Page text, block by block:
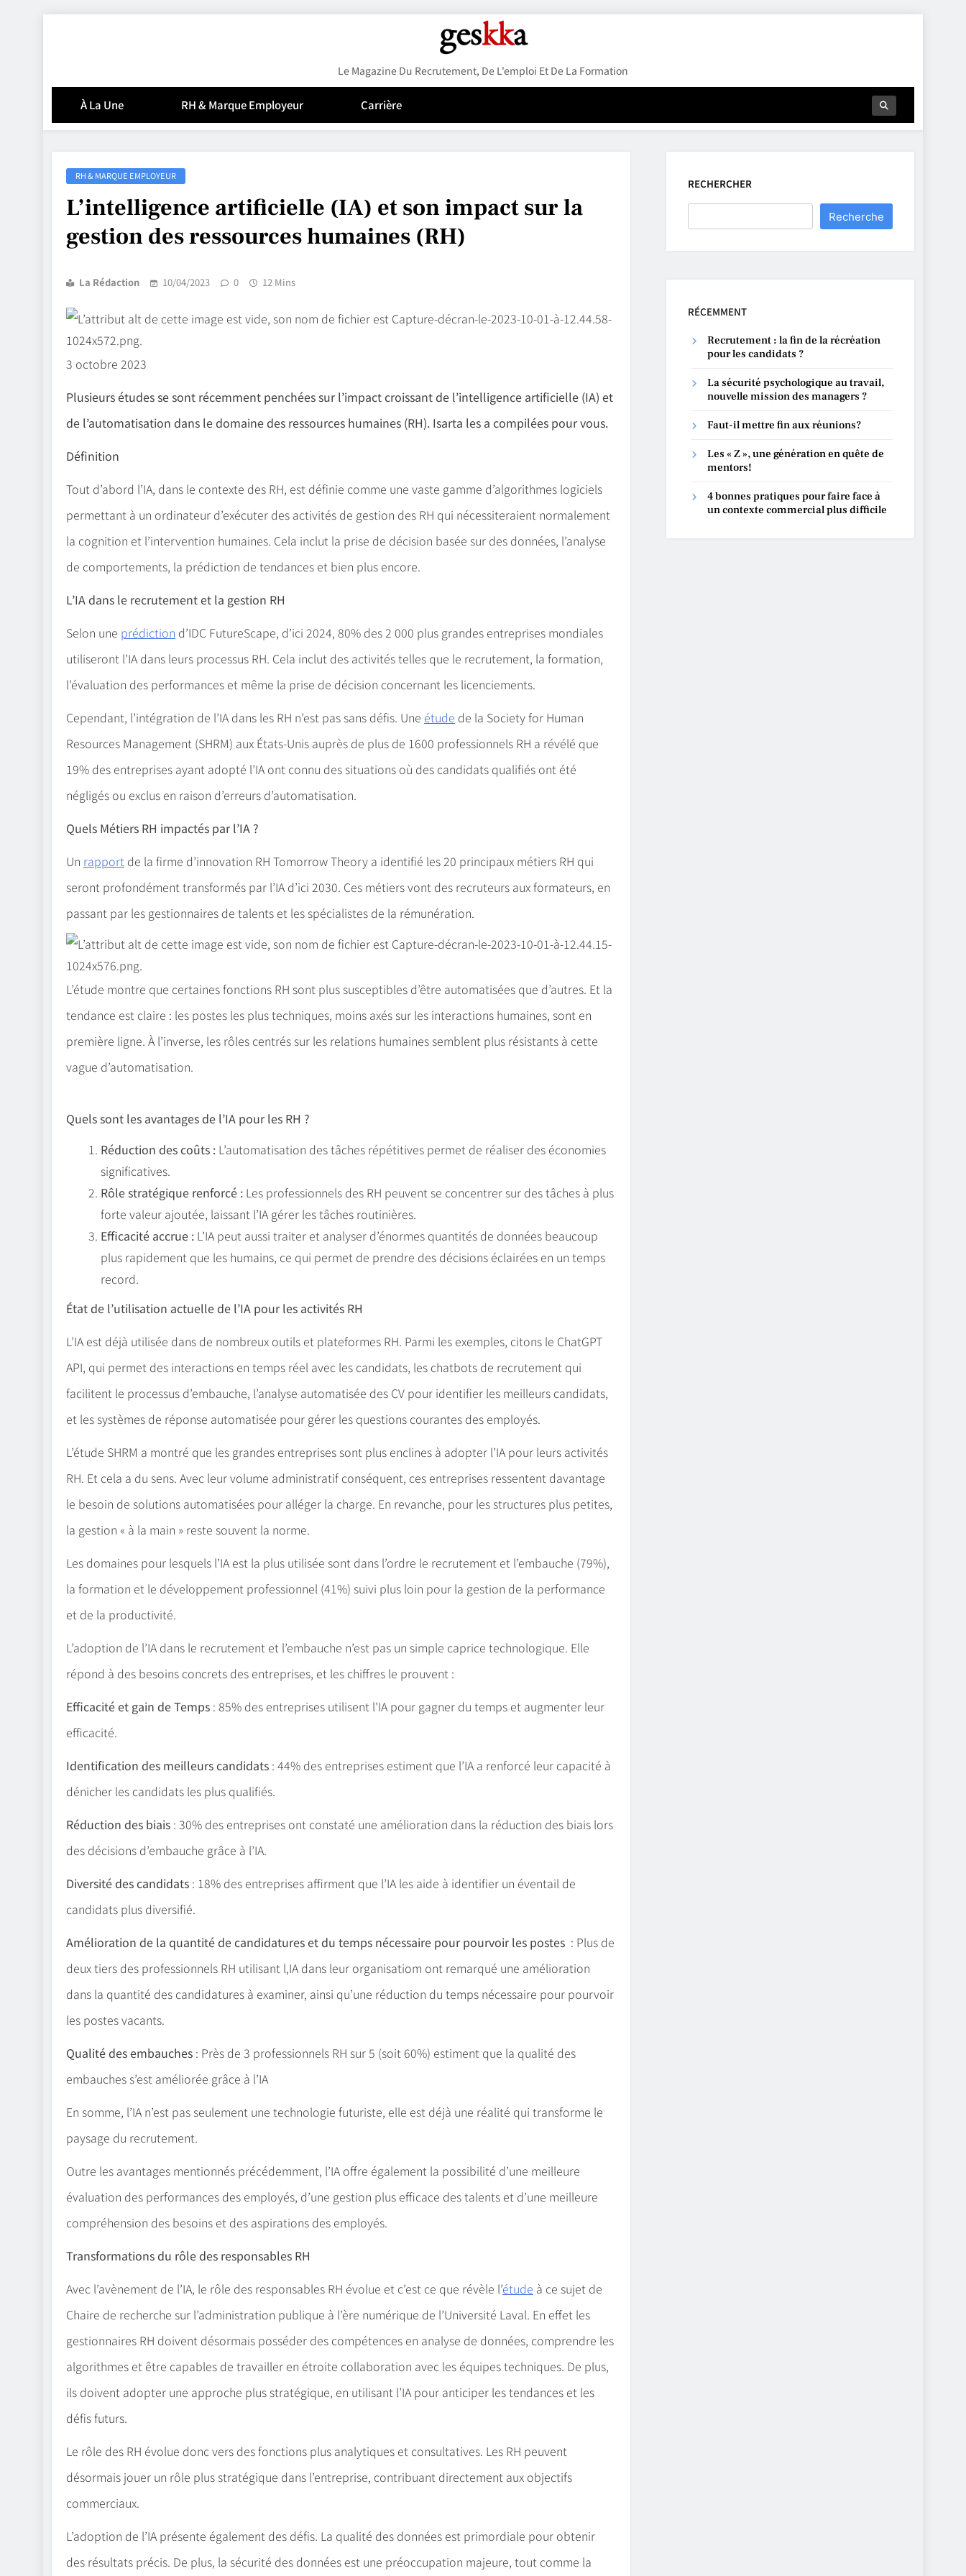
Geskka
Le Magazine Du Recrutement, De L'emploi Et De La Formation
À La Une RH & Marque Employeur Carrière
RH & MARQUE EMPLOYEUR
L’intelligence artificielle (IA) et son impact sur la
gestion des ressources humaines (RH)
La Rédaction 10/04/2023 0 12 Mins
3 octobre 2023
Plusieurs études se sont récemment penchées sur l’impact croissant de l’intelligence artificielle (IA) et
de l’automatisation dans le domaine des ressources humaines (RH). Isarta les a compilées pour vous.
Définition
Tout d’abord l’IA, dans le contexte des RH, est définie comme une vaste gamme d’algorithmes logiciels
permettant à un ordinateur d’exécuter des activités de gestion des RH qui nécessiteraient normalement
la cognition et l’intervention humaines. Cela inclut la prise de décision basée sur des données, l’analyse
de comportements, la prédiction de tendances et bien plus encore.
L’IA dans le recrutement et la gestion RH
Selon une prédiction d’IDC FutureScape, d’ici 2024, 80% des 2 000 plus grandes entreprises mondiales
utiliseront l’IA dans leurs processus RH. Cela inclut des activités telles que le recrutement, la formation,
l’évaluation des performances et même la prise de décision concernant les licenciements.
Cependant, l’intégration de l’IA dans les RH n’est pas sans défis. Une étude de la Society for Human
Resources Management (SHRM) aux États-Unis auprès de plus de 1600 professionnels RH a révélé que
19% des entreprises ayant adopté l’IA ont connu des situations où des candidats qualifiés ont été
négligés ou exclus en raison d’erreurs d’automatisation.
Quels Métiers RH impactés par l’IA ?
Un rapport de la firme d’innovation RH Tomorrow Theory a identifié les 20 principaux métiers RH qui
seront profondément transformés par l’IA d’ici 2030. Ces métiers vont des recruteurs aux formateurs, en
passant par les gestionnaires de talents et les spécialistes de la rémunération.
L’étude montre que certaines fonctions RH sont plus susceptibles d’être automatisées que d’autres. Et la
tendance est claire : les postes les plus techniques, moins axés sur les interactions humaines, sont en
première ligne. À l’inverse, les rôles centrés sur les relations humaines semblent plus résistants à cette
vague d’automatisation.
Quels sont les avantages de l’IA pour les RH ?
Réduction des coûts : L’automatisation des tâches répétitives permet de réaliser des économies
significatives.
Rôle stratégique renforcé : Les professionnels des RH peuvent se concentrer sur des tâches à plus
forte valeur ajoutée, laissant l’IA gérer les tâches routinières.
Efficacité accrue : L’IA peut aussi traiter et analyser d’énormes quantités de données beaucoup
plus rapidement que les humains, ce qui permet de prendre des décisions éclairées en un temps
record.
État de l’utilisation actuelle de l’IA pour les activités RH
L’IA est déjà utilisée dans de nombreux outils et plateformes RH. Parmi les exemples, citons le ChatGPT
API, qui permet des interactions en temps réel avec les candidats, les chatbots de recrutement qui
facilitent le processus d’embauche, l’analyse automatisée des CV pour identifier les meilleurs candidats,
et les systèmes de réponse automatisée pour gérer les questions courantes des employés.
L’étude SHRM a montré que les grandes entreprises sont plus enclines à adopter l’IA pour leurs activités
RH. Et cela a du sens. Avec leur volume administratif conséquent, ces entreprises ressentent davantage
le besoin de solutions automatisées pour alléger la charge. En revanche, pour les structures plus petites,
la gestion « à la main » reste souvent la norme.
Les domaines pour lesquels l’IA est la plus utilisée sont dans l’ordre le recrutement et l’embauche (79%),
la formation et le développement professionnel (41%) suivi plus loin pour la gestion de la performance
et de la productivité.
L’adoption de l’IA dans le recrutement et l’embauche n’est pas un simple caprice technologique. Elle
répond à des besoins concrets des entreprises, et les chiffres le prouvent :
Efficacité et gain de Temps : 85% des entreprises utilisent l’IA pour gagner du temps et augmenter leur
efficacité.
Identification des meilleurs candidats : 44% des entreprises estiment que l’IA a renforcé leur capacité à
dénicher les candidats les plus qualifiés.
Réduction des biais : 30% des entreprises ont constaté une amélioration dans la réduction des biais lors
des décisions d’embauche grâce à l’IA.
Diversité des candidats : 18% des entreprises affirment que l’IA les aide à identifier un éventail de
candidats plus diversifié.
Amélioration de la quantité de candidatures et du temps nécessaire pour pourvoir les postes : Plus de
deux tiers des professionnels RH utilisant l,IA dans leur organisatiom ont remarqué une amélioration
dans la quantité des candidatures à examiner, ainsi qu’une réduction du temps nécessaire pour pourvoir
les postes vacants.
Qualité des embauches : Près de 3 professionnels RH sur 5 (soit 60%) estiment que la qualité des
embauches s’est améliorée grâce à l’IA
En somme, l’IA n’est pas seulement une technologie futuriste, elle est déjà une réalité qui transforme le
paysage du recrutement.
Outre les avantages mentionnés précédemment, l’IA offre également la possibilité d’une meilleure
évaluation des performances des employés, d’une gestion plus efficace des talents et d’une meilleure
compréhension des besoins et des aspirations des employés.
Transformations du rôle des responsables RH
Avec l’avènement de l’IA, le rôle des responsables RH évolue et c’est ce que révèle l’étude à ce sujet de
Chaire de recherche sur l’administration publique à l’ère numérique de l’Université Laval. En effet les
gestionnaires RH doivent désormais posséder des compétences en analyse de données, comprendre les
algorithmes et être capables de travailler en étroite collaboration avec les équipes techniques. De plus,
ils doivent adopter une approche plus stratégique, en utilisant l’IA pour anticiper les tendances et les
défis futurs.
Le rôle des RH évolue donc vers des fonctions plus analytiques et consultatives. Les RH peuvent
désormais jouer un rôle plus stratégique dans l’entreprise, contribuant directement aux objectifs
commerciaux.
L’adoption de l’IA présente également des défis. La qualité des données est primordiale pour obtenir
des résultats précis. De plus, la sécurité des données est une préoccupation majeure, tout comme la
RECHERCHER
Recherche
RÉCEMMENT
Recrutement : la fin de la récréation
pour les candidats ?
La sécurité psychologique au travail,
nouvelle mission des managers ?
Faut-il mettre fin aux réunions?
Les « Z », une génération en quête de
mentors!
4 bonnes pratiques pour faire face à
un contexte commercial plus difficile